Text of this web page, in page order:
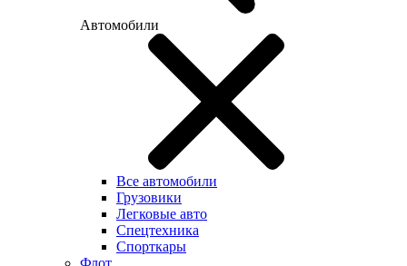
Автомобили
Все автомобили
Грузовики
Легковые авто
Спецтехника
Спорткары
Флот